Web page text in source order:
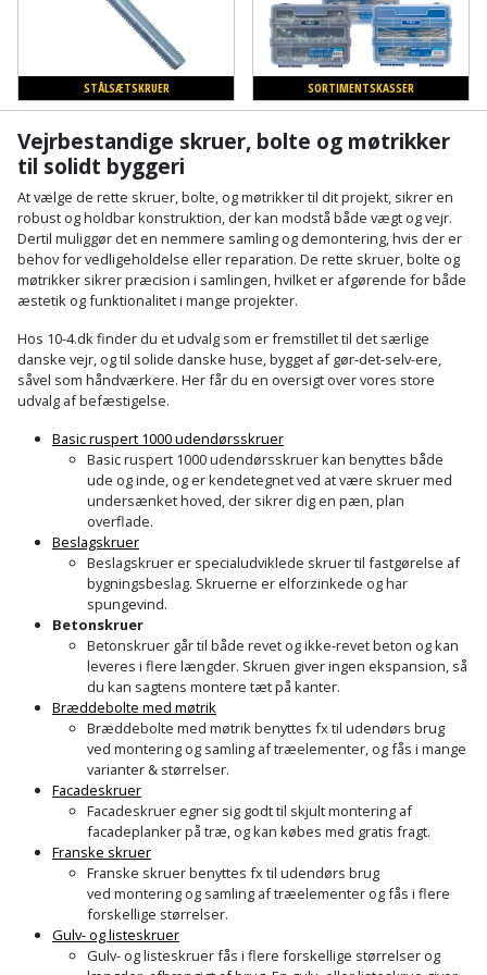
Plastlister
Rumdeler
Sand
og
grus
Skruer,
bolte
og
møtrikker
Skunklem
Sternbeklædning
tagplader
Terrassebrædder
Terrasseopklodsning
byggeri
Vinduer
Målebånd
Markeringsværktøj
Mejsel
Murerværktøj
Nedstryger
Nøgleværktøj
Økse
Oliekande
Palleløfter
Polsøger
Profilsaks
snor
Renseservietter
og
wipes
Sækkelukker
Saks
Flisevibrator
Forlængerledning
Fugepistol
Fugtmåler
Gipsskruemaskine
Girafsliber
Girafsliber
tilbehør
Høvl
Industristøvsuger
Kantfræser
Kantlimer
Kantlimertilbehør
Kap-
geringssav
Kerneboremaskine
Klammepistol
Klippeværktøj
Kombokit
kajak
Havemøbler
Havepleje
Haveredskaber
Haveslange
tilbehør
Havetilbehør
Hegn
Højbede
Højtaler
fritid
Klæbesøm
Køkkenudstyr
STÅLSÆTSKRUER SORTIMENTSKASSER
Vejrbestandige skruer, bolte og møtrikker
til solidt byggeri
At vælge de rette skruer, bolte, og møtrikker til dit projekt, sikrer en
robust og holdbar konstruktion, der kan modstå både vægt og vejr.
Dertil muliggør det en nemmere samling og demontering, hvis der er
behov for vedligeholdelse eller reparation. De rette skruer, bolte og
møtrikker sikrer præcision i samlingen, hvilket er afgørende for både
æstetik og funktionalitet i mange projekter.
Hos 10-4.dk finder du et udvalg som er fremstillet til det særlige
danske vejr, og til solide danske huse, bygget af gør-det-selv-ere,
såvel som håndværkere. Her får du en oversigt over vores store
udvalg af befæstigelse.
Basic ruspert 1000 udendørsskruer
Basic ruspert 1000 udendørsskruer kan benyttes både
ude og inde, og er kendetegnet ved at være skruer med
undersænket hoved, der sikrer dig en pæn, plan
overflade.
Beslagskruer
Beslagskruer er specialudviklede skruer til fastgørelse af
bygningsbeslag. Skruerne er elforzinkede og har
spungevind.
Betonskruer
Betonskruer går til både revet og ikke-revet beton og kan
leveres i flere længder. Skruen giver ingen ekspansion, så
du kan sagtens montere tæt på kanter.
Bræddebolte med møtrik
Bræddebolte med møtrik benyttes fx til udendørs brug
ved montering og samling af træelementer, og fås i mange
varianter & størrelser.
Facadeskruer
Facadeskruer egner sig godt til skjult montering af
facadeplanker på træ, og kan købes med gratis fragt.
Franske skruer
Franske skruer benyttes fx til udendørs brug
ved montering og samling af træelementer og fås i flere
forskellige størrelser.
Gulv- og listeskruer
Gulv- og listeskruer fås i flere forskellige størrelser og